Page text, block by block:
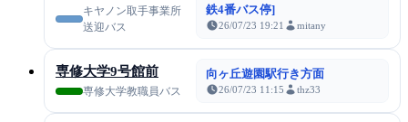
キヤノン取手事業所
送迎バス
鉄4番バス停]
26/07/23 19:21 mitany
専修大学9号館前
専修大学教職員バス
向ヶ丘遊園駅行き方面
26/07/23 11:15 thz33